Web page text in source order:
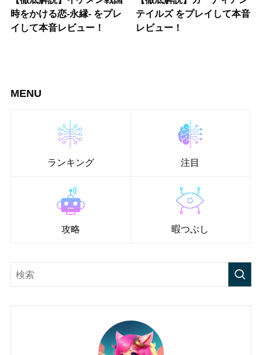
時をかける恋-永縁- をプレ
イして本音レビュー！
テイルズ をプレイして本音
レビュー！
MENU
ランキング 注目
攻略 暇つぶし